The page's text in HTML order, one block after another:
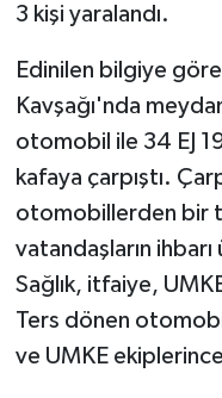
3 kişi yaralandı.
Edinilen bilgiye
Kavşağı'nda
otomobil ile 34 EJ
kafaya çarpıştı.
otomobillerden bir
vatandaşların
Sağlık, itfaiye,
Ters dönen
ve UMKE ekiplerince